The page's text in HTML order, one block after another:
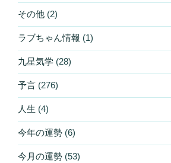
その他 (2)
ラブちゃん情報 (1)
九星気学 (28)
予言 (276)
人生 (4)
今年の運勢 (6)
今月の運勢 (53)